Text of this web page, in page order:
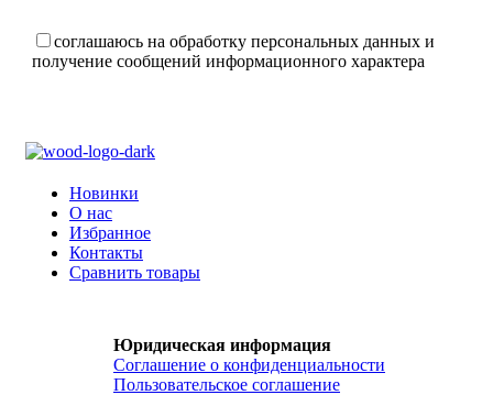
соглашаюсь на обработку персональных данных и
получение сообщений информационного характера
Новинки
О нас
Избранное
Контакты
Сравнить товары
Юридическая информация
Соглашение о конфиденциальности
Пользовательское соглашение